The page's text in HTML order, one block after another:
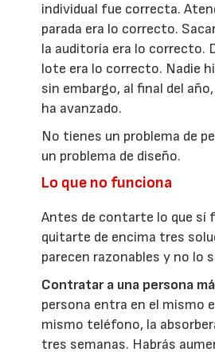
individual fue correcta.
parada era lo correcto.
la auditoría era lo correcto.
lote era lo correcto. Nadie
sin embargo, al final del
ha avanzado.
No tienes un problema de
un problema de diseño.
Lo que no funciona
Antes de contarte lo que sí
quitarte de encima tres
parecen razonables y no lo
Contratar a una persona
persona entra en el mismo
mismo teléfono, la
tres semanas. Habrás